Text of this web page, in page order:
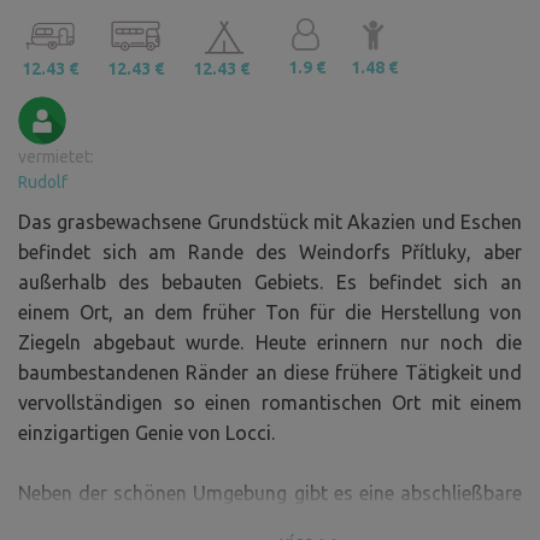
12.43 € 12.43 € 12.43 € 1.9 € 1.48 €
vermietet:
Rudolf
Das grasbewachsene Grundstück mit Akazien und Eschen
befindet sich am Rande des Weindorfs Přítluky, aber
außerhalb des bebauten Gebiets. Es befindet sich an
einem Ort, an dem früher Ton für die Herstellung von
Ziegeln abgebaut wurde. Heute erinnern nur noch die
baumbestandenen Ränder an diese frühere Tätigkeit und
vervollständigen so einen romantischen Ort mit einem
einzigartigen Genie von Locci.
Neben der schönen Umgebung gibt es eine abschließbare